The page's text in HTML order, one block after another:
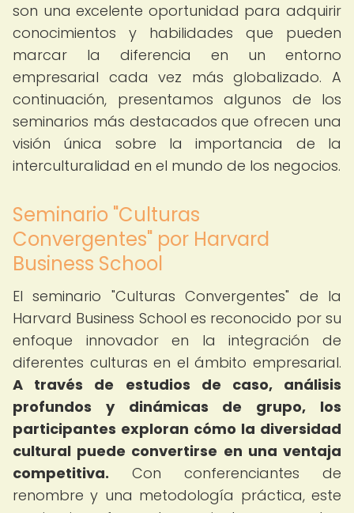
son una excelente oportunidad para adquirir
conocimientos y habilidades que pueden
marcar la diferencia en un entorno
empresarial cada vez más globalizado. A
continuación, presentamos algunos de los
seminarios más destacados que ofrecen una
visión única sobre la importancia de la
interculturalidad en el mundo de los negocios.
Seminario "Culturas
Convergentes" por Harvard
Business School
El seminario "Culturas Convergentes" de la
Harvard Business School es reconocido por su
enfoque innovador en la integración de
diferentes culturas en el ámbito empresarial.
A través de estudios de caso, análisis
profundos y dinámicas de grupo, los
participantes exploran cómo la diversidad
cultural puede convertirse en una ventaja
competitiva. Con conferenciantes de
renombre y una metodología práctica, este